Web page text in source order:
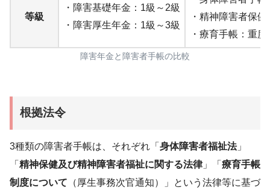
等級
・障害基礎年金：1級～2級
・障害厚生年金：1級～3級
・精神障害者保
・療育手帳：重
障害年金と障害者手帳の比較
根拠法令
3種類の障害者手帳は、それぞれ「 身体障害者福祉法」
「 精神保健及び精神障害者福祉に関する法律」「 療育手帳
制度について （厚生事務次官通知）」という法律等に基づ